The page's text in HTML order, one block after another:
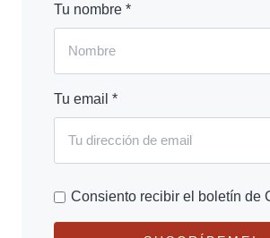
Tu nombre *
Tu email *
Consiento recibir el boletín de